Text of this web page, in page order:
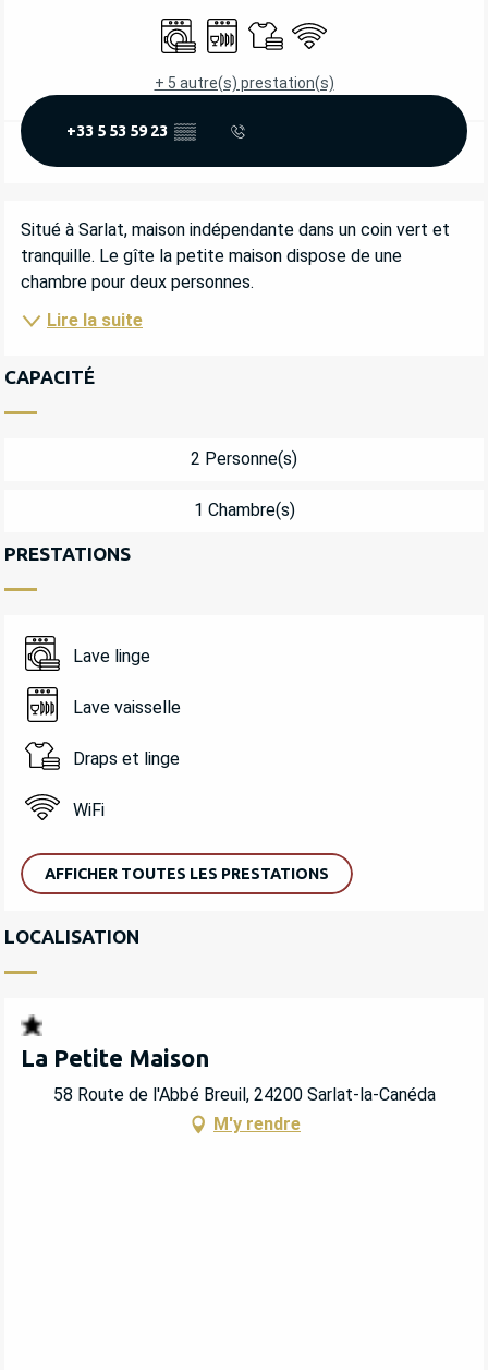
OUVERTURE ET COORDONNÉES
Lave lingeLave vaisselle
Draps et linge
WiFi
+ 5 autre(s) prestation(s)
+33 5 53 59 23 ▒▒
DESCRIPTION
Situé à Sarlat, maison indépendante dans un coin vert et
tranquille. Le gîte la petite maison dispose de une
chambre pour deux personnes.
Lire la suite
CAPACITÉ
2 Personne(s)
1 Chambre(s)
PRESTATIONS
Lave linge
Lave vaisselle
Draps et linge
WiFi
AFFICHER TOUTES LES PRESTATIONS
LOCALISATION
La Petite Maison
58 Route de l'Abbé Breuil, 24200 Sarlat-la-Canéda
M'y rendre